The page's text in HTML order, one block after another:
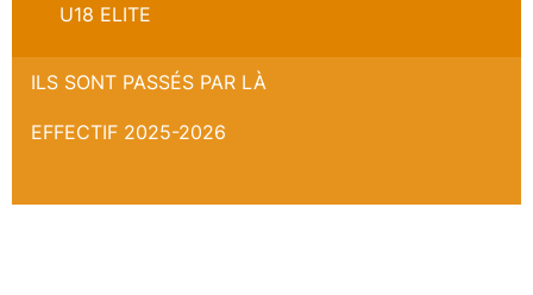
U18 ELITE
ILS SONT PASSÉS PAR LÀ
EFFECTIF 2025-2026